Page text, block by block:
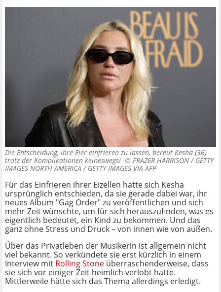
Die Entscheidung, ihre Eier einfrieren zu lassen, bereut Kesha (36)
trotz der Komplikationen keineswegs! © FRAZER HARRISON / GETTY
IMAGES NORTH AMERICA / GETTY IMAGES VIA AFP
Für das Einfrieren ihrer Eizellen hatte sich Kesha
ursprünglich entschieden, da sie gerade dabei war, ihr
neues Album "Gag Order" zu veröffentlichen und sich
mehr Zeit wünschte, um für sich herauszufinden, was es
eigentlich bedeutet, ein Kind zu bekommen. Und das
ganz ohne Stress und Druck – von innen wie von außen.
Über das Privatleben der Musikerin ist allgemein nicht
viel bekannt. So verkündete sie erst kürzlich in einem
Interview mit Rolling Stone überraschenderweise, dass
sie sich vor einiger Zeit heimlich verlobt hatte.
Mittlerweile hätte sich das Thema allerdings erledigt.